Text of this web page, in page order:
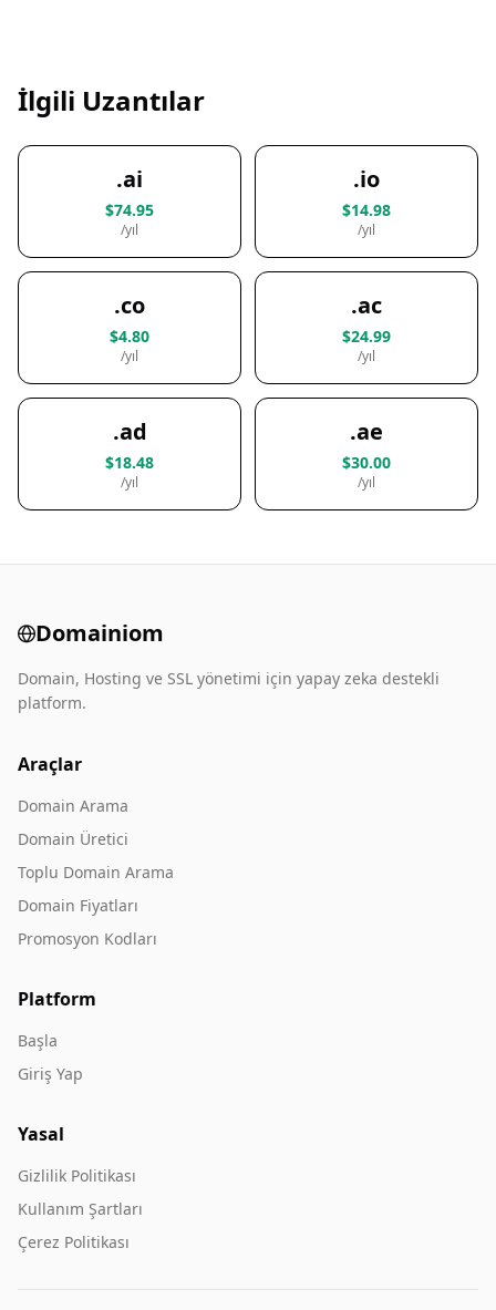
İlgili Uzantılar
.ai
$74.95
/yıl
.io
$14.98
/yıl
.co
$4.80
/yıl
.ac
$24.99
/yıl
.ad
$18.48
/yıl
.ae
$30.00
/yıl
Domainiom
Domain, Hosting ve SSL yönetimi için yapay zeka destekli
platform.
Araçlar
Domain Arama
Domain Üretici
Toplu Domain Arama
Domain Fiyatları
Promosyon Kodları
Platform
Başla
Giriş Yap
Yasal
Gizlilik Politikası
Kullanım Şartları
Çerez Politikası